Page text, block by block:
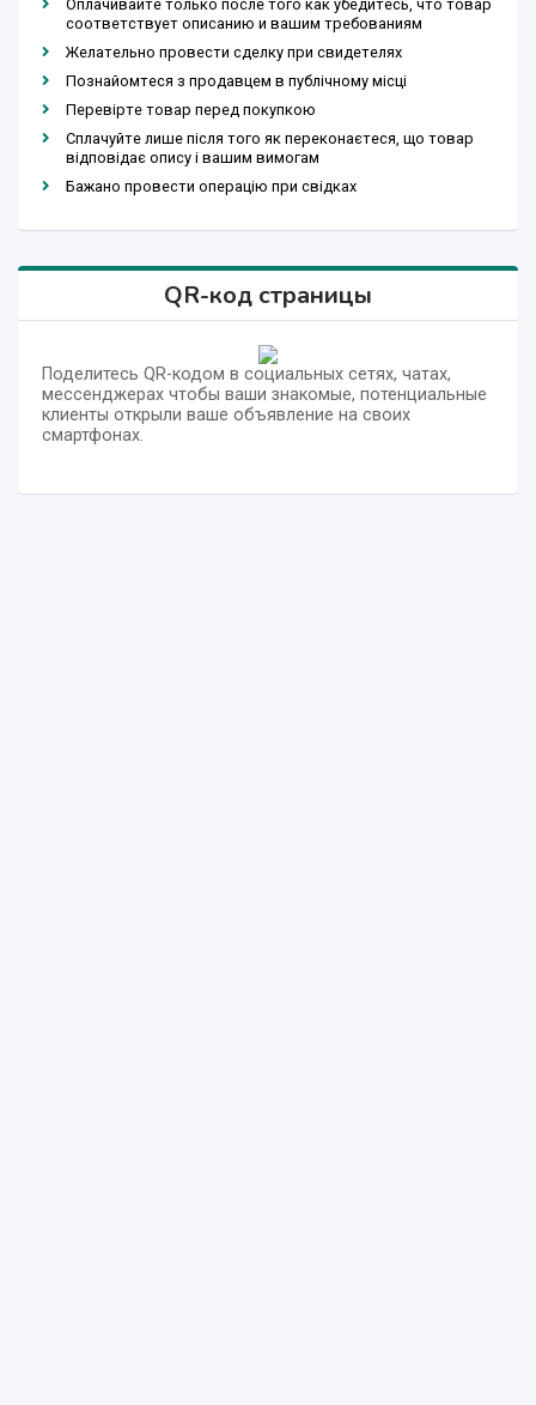
Оплачивайте только после того как убедитесь, что товар
соответствует описанию и вашим требованиям
Желательно провести сделку при свидетелях
Познайомтеся з продавцем в публічному місці
Перевірте товар перед покупкою
Сплачуйте лише після того як переконаєтеся, що товар
відповідає опису і вашим вимогам
Бажано провести операцію при свідках
QR-код страницы
Поделитесь QR-кодом в социальных сетях, чатах,
мессенджерах чтобы ваши знакомые, потенциальные
клиенты открыли ваше объявление на своих
смартфонах.